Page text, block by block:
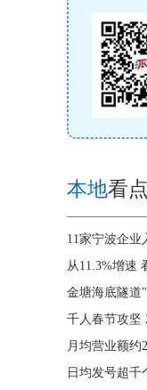
本地看点
11家宁波企业
从11.3%增速
金塘海底隧道
千人春节攻坚
月均营业额约
日均发号超